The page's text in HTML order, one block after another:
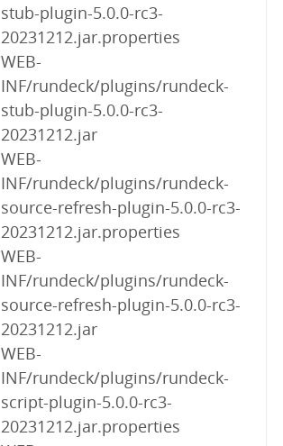
stub-plugin-5.0.0-rc3-
20231212.jar.properties
WEB-
INF/rundeck/plugins/rundeck-
stub-plugin-5.0.0-rc3-
20231212.jar
WEB-
INF/rundeck/plugins/rundeck-
source-refresh-plugin-5.0.0-rc3-
20231212.jar.properties
WEB-
INF/rundeck/plugins/rundeck-
source-refresh-plugin-5.0.0-rc3-
20231212.jar
WEB-
INF/rundeck/plugins/rundeck-
script-plugin-5.0.0-rc3-
20231212.jar.properties